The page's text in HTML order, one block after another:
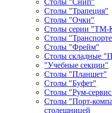
Столы "Снип"
Столы "Трапеция"
Столы "Очки"
Столы серии "ТМ-
Столы
Столы "Фрейм"
Столы складные
"Учебные секции"
Столы "Планшет"
Столы "Буфет"
Столы "Рум-
Столы "Порт-
столешницей